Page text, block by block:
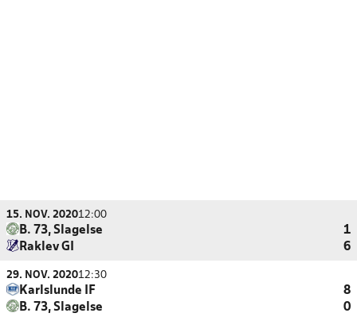
15. NOV. 202012:00
B. 73, Slagelse
1
Raklev GI
6
29. NOV. 202012:30
Karlslunde IF
8
B. 73, Slagelse
0